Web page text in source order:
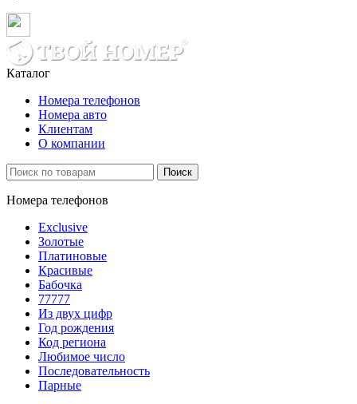
Каталог
Номера телефонов
Номера авто
Клиентам
О компании
Поиск
Номера телефонов
Exclusive
Золотые
Платиновые
Красивые
Бабочка
77777
Из двух цифр
Год рождения
Код региона
Любимое число
Последовательность
Парные